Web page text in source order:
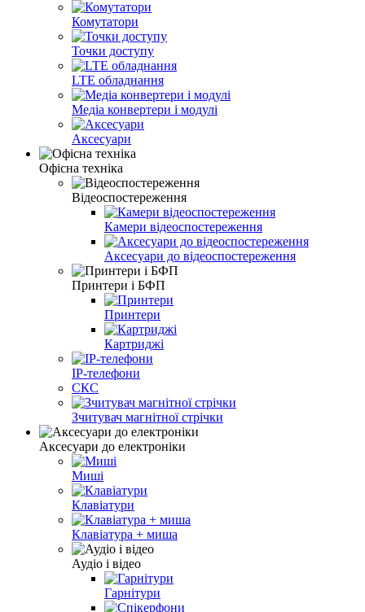
Комутатори
Точки доступу
LTE обладнання
Медіа конвертери і модулі
Аксесуари
Офісна техніка
Відеоспостереження
Камери відеоспостереження
Аксесуари до відеоспостереження
Принтери і БФП
Принтери
Картриджі
IP-телефони
СКС
Зчитувач магнітної стрічки
Аксесуари до електроніки
Миші
Клавіатури
Клавіатура + миша
Аудіо і відео
Гарнітури